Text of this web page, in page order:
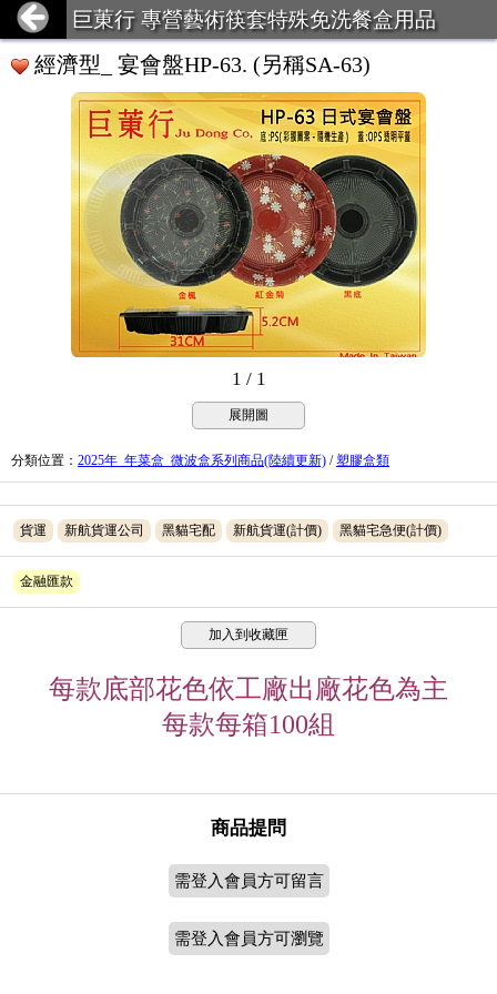
巨菄行 專營藝術筷套特殊免洗餐盒用品
經濟型_ 宴會盤HP-63. (另稱SA-63)
1 / 1
展開圖
分類位置 ： 2025年_年菜盒_微波盒系列商品(陸續更新) /塑膠盒類
貨運 新航貨運公司 黑貓宅配 新航貨運(計價) 黑貓宅急便(計價)
金融匯款
加入到收藏匣
每款底部花色依工廠出廠花色為主
每款每箱100組
商品提問
需登入會員方可留言
需登入會員方可瀏覽